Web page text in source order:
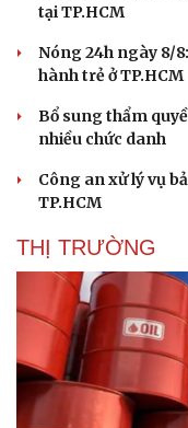
tại TP.HCM
Nóng 24h ngày 8/
hành trẻ ở TP.HCM
Bổ sung thẩm
nhiều chức danh
Công an xử lý vụ
TP.HCM
THỊ TRƯỜNG